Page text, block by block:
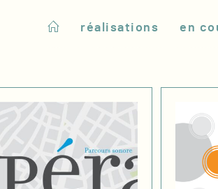
réalisations en